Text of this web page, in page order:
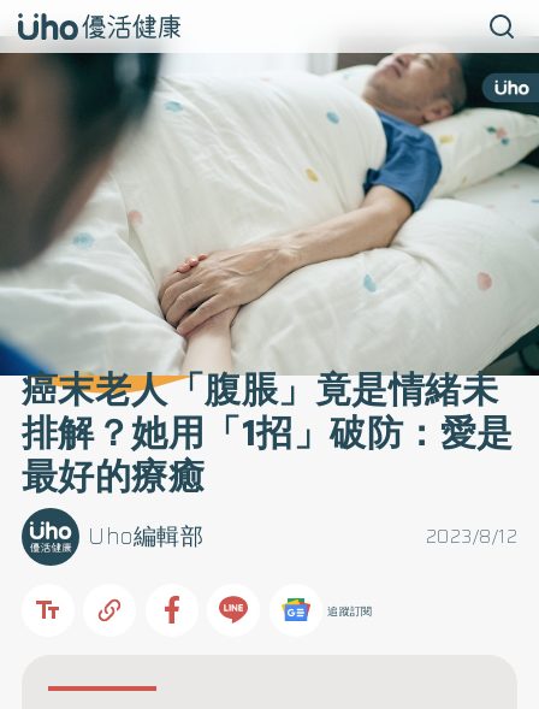
癌末老人「腹脹」竟是情緒未
排解？她用「1招」破防：愛是
最好的療癒
2023/8/12
Uho編輯部
追蹤訂閱